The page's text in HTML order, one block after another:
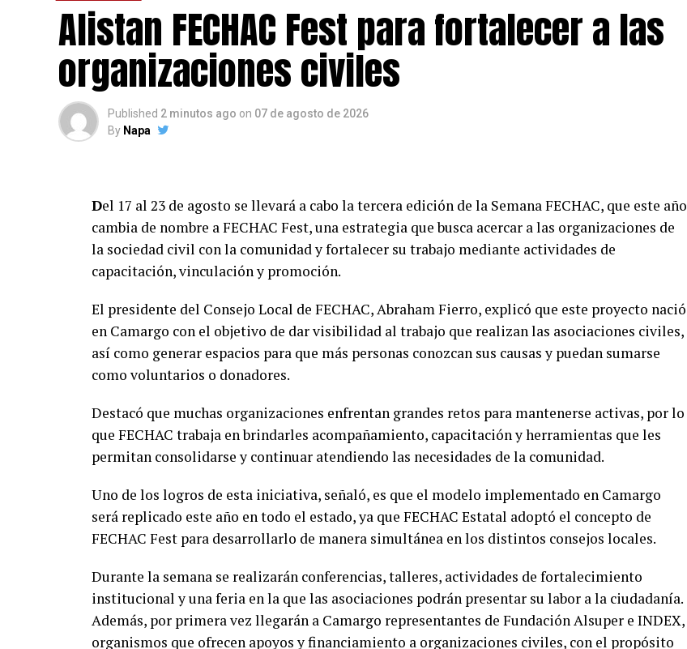
Alistan FECHAC Fest para fortalecer a las
organizaciones civiles
Published 2 minutos ago on 07 de agosto de 2026
By Napa
Del 17 al 23 de agosto se llevará a cabo la tercera edición de la Semana FECHAC, que este año
cambia de nombre a FECHAC Fest, una estrategia que busca acercar a las organizaciones de
la sociedad civil con la comunidad y fortalecer su trabajo mediante actividades de
capacitación, vinculación y promoción.
El presidente del Consejo Local de FECHAC, Abraham Fierro, explicó que este proyecto nació
en Camargo con el objetivo de dar visibilidad al trabajo que realizan las asociaciones civiles,
así como generar espacios para que más personas conozcan sus causas y puedan sumarse
como voluntarios o donadores.
Destacó que muchas organizaciones enfrentan grandes retos para mantenerse activas, por lo
que FECHAC trabaja en brindarles acompañamiento, capacitación y herramientas que les
permitan consolidarse y continuar atendiendo las necesidades de la comunidad.
Uno de los logros de esta iniciativa, señaló, es que el modelo implementado en Camargo
será replicado este año en todo el estado, ya que FECHAC Estatal adoptó el concepto de
FECHAC Fest para desarrollarlo de manera simultánea en los distintos consejos locales.
Durante la semana se realizarán conferencias, talleres, actividades de fortalecimiento
institucional y una feria en la que las asociaciones podrán presentar su labor a la ciudadanía.
Además, por primera vez llegarán a Camargo representantes de Fundación Alsuper e INDEX,
organismos que ofrecen apoyos y financiamiento a organizaciones civiles, con el propósito